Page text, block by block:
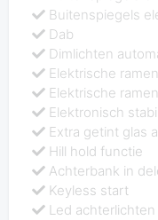
Buitenspiegels
Dab
Dimlichten
Elektrische
Elektrische
Elektronisch
Extra getint glas
Hill hold functie
Achterbank in
Keyless start
Led achterlichten